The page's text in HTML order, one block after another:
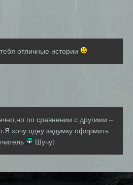
отличные истории
по сравнении с другими –
хочу одну задумку оформить
Шучу)